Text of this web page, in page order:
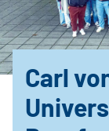
Carl